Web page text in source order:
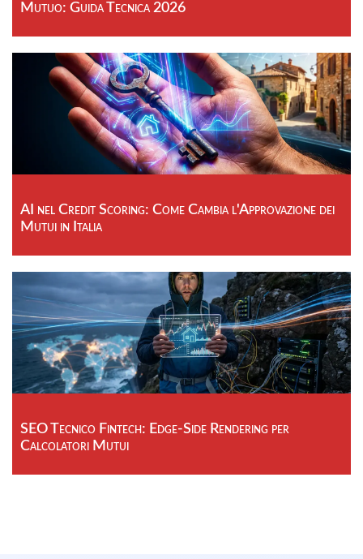
Mutuo: Guida Tecnica 2026
AI nel Credit Scoring: Come Cambia l'Approvazione dei
Mutui in Italia
SEO Tecnico Fintech: Edge-Side Rendering per
Calcolatori Mutui